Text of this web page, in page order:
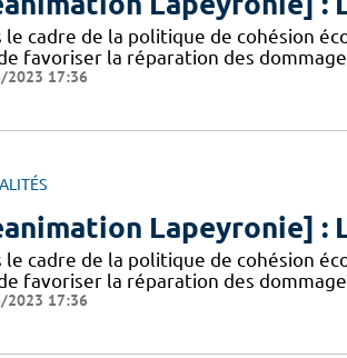
le cadre de la politique de cohésion
favoriser la réparation des
2023 17:36
Lapeyronie] :
le cadre de la politique de cohésion
favoriser la réparation des
2023 17:36